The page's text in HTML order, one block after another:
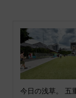
今日の浅草。 五